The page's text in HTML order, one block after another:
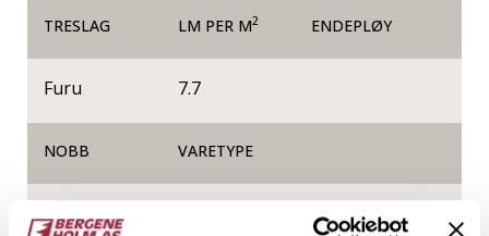
TRESLAG LM PER M2 ENDEPLØY
Furu 7.7
NOBB VARETYPE
60025471